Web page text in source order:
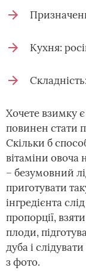
Кухня:
Хочете взимку
повинен стати
Скільки б
вітаміни овоча
– безумовний
приготувати
інгредієнта
пропорції,
плоди,
дуба і
з фото.